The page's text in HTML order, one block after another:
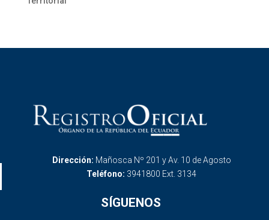
Dirección: Mañosca Nº 201 y Av. 10 de Agosto
Teléfono: 3941800 Ext. 3134
SÍGUENOS